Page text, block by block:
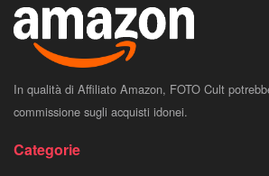
In qualità di Affiliato Amazon, FOTO Cult
commissione sugli acquisti idonei.
Categorie